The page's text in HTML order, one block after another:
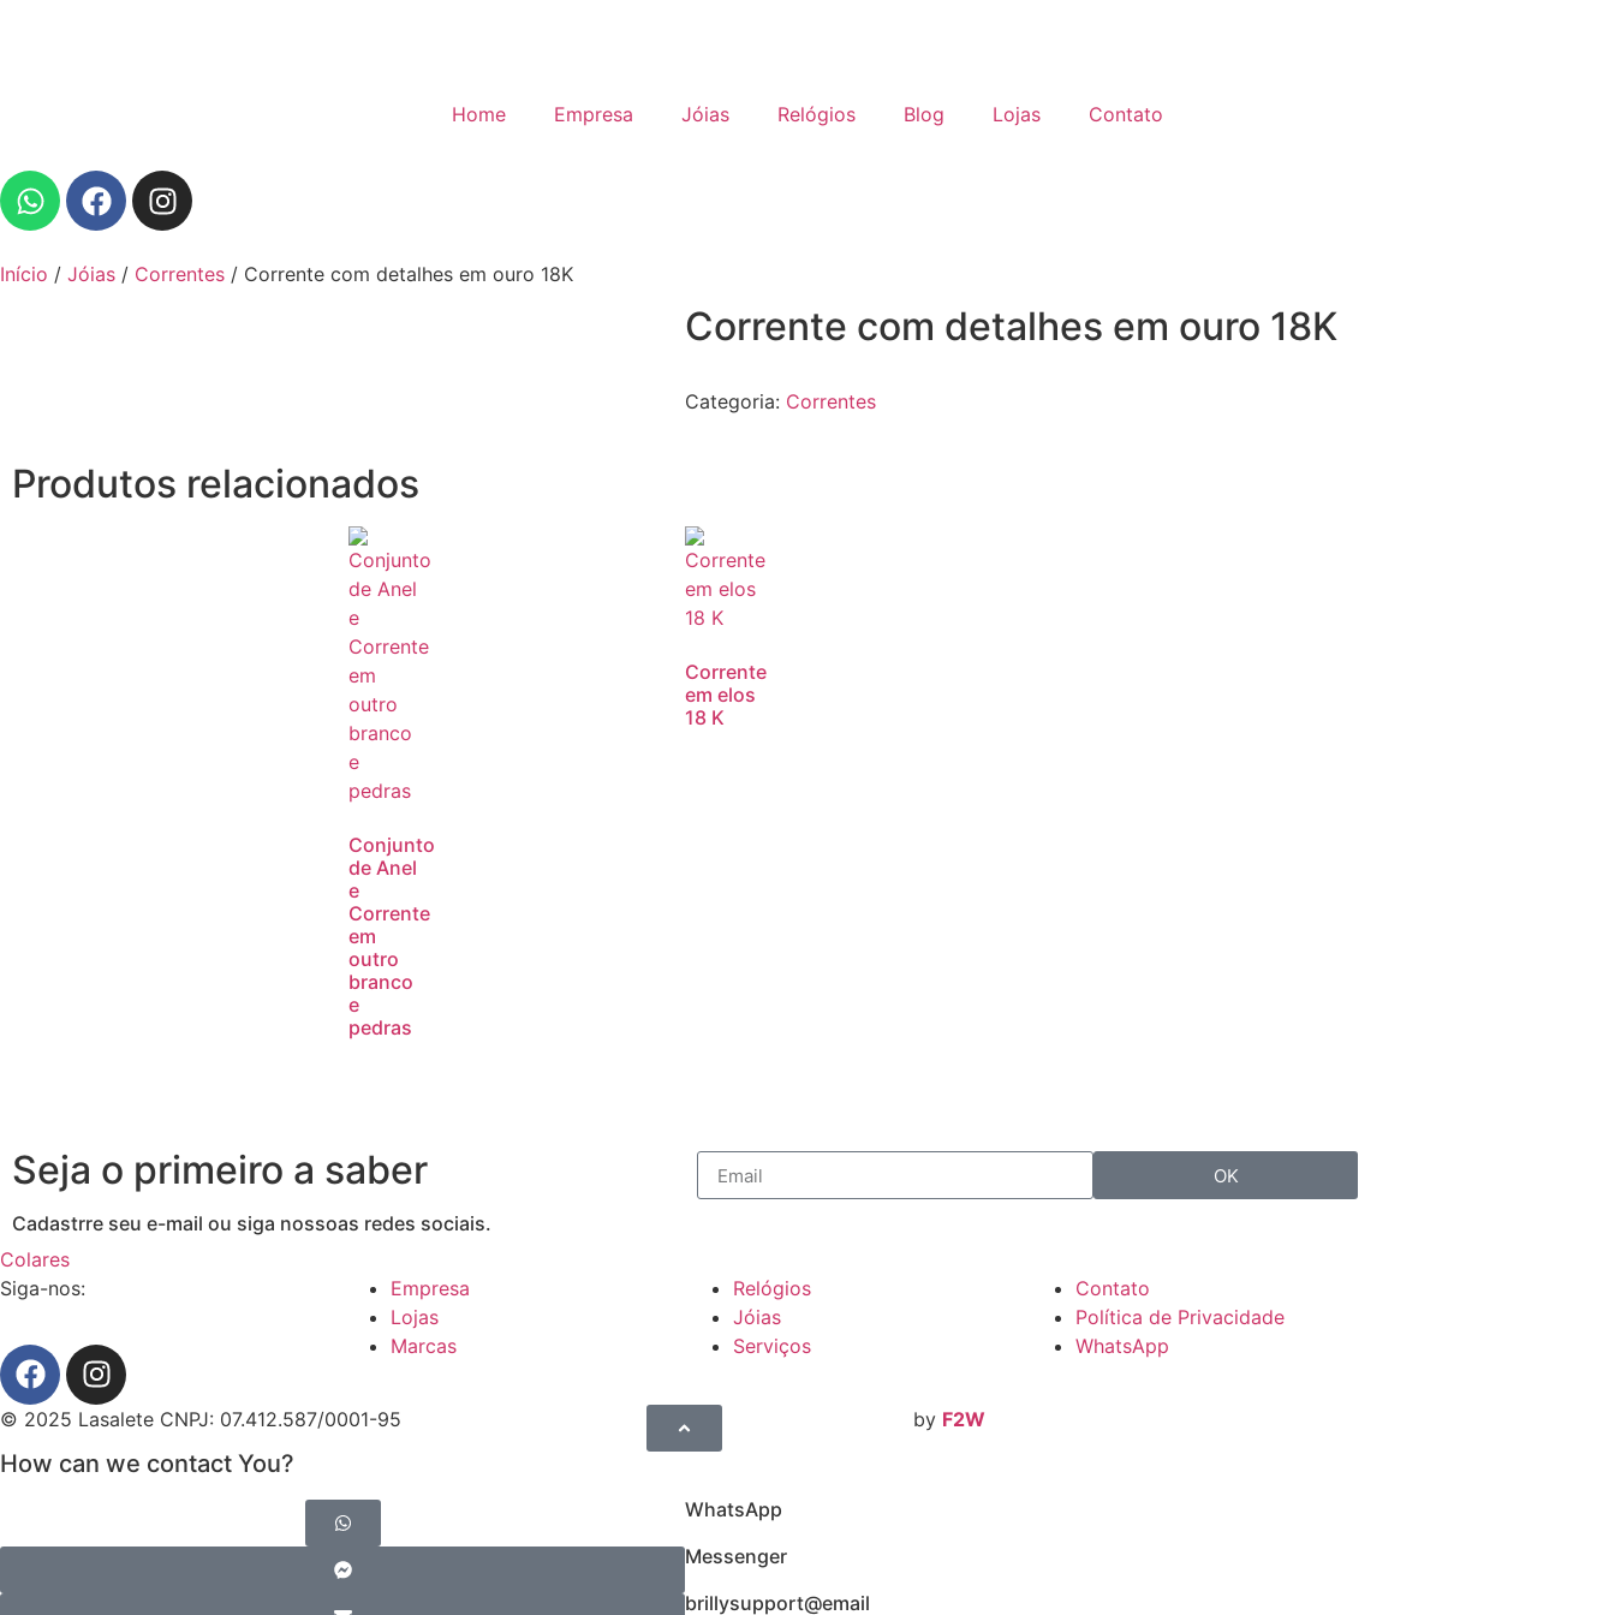
Home Empresa Jóias Relógios Blog Lojas Contato
Início / Jóias / Correntes / Corrente com detalhes em ouro 18K
Corrente com detalhes em ouro 18K
Categoria: Correntes
Produtos relacionados
Conjunto
de Anel
e
Corrente
em
outro
branco
e
pedras
Corrente
em elos
18 K
Seja o primeiro a saber
Cadastrre seu e-mail ou siga nossoas redes sociais.
OK
Colares
Siga-nos:
Empresa
Lojas
Marcas
Relógios
Jóias
Serviços
Contato
Política de Privacidade
WhatsApp
© 2025 Lasalete CNPJ: 07.412.587/0001-95 by F2W
How can we contact You?
WhatsApp
Messenger
brillysupport@email